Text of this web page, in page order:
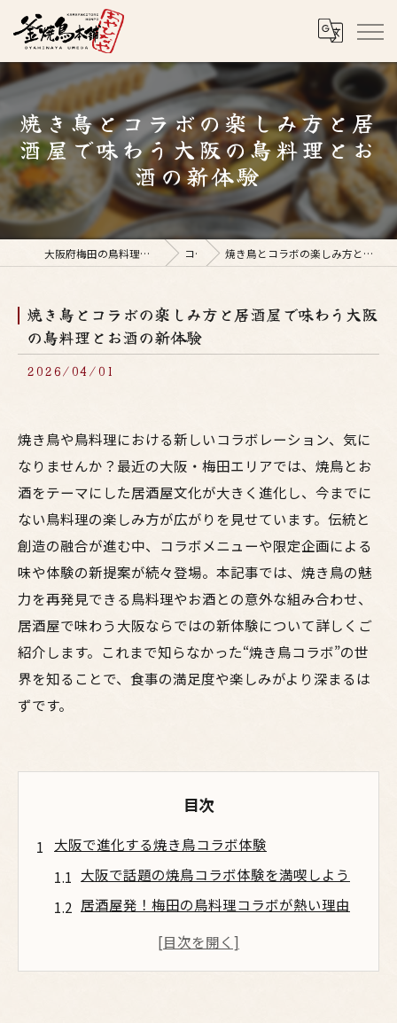
焼き鳥とコラボの楽しみ方と居
酒屋で味わう大阪の鳥料理とお
酒の新体験
大阪府梅田の鳥料理なら釜焼鳥本舗おやひなや 梅田店 コラム 焼き鳥とコラボの楽しみ方と居酒屋で味わう大阪の鳥料理とお酒の新体験
焼き鳥とコラボの楽しみ方と居酒屋で味わう大阪
の鳥料理とお酒の新体験
2026/04/01
焼き鳥や鳥料理における新しいコラボレーション、気に
なりませんか？最近の大阪・梅田エリアでは、焼鳥とお
酒をテーマにした居酒屋文化が大きく進化し、今までに
ない鳥料理の楽しみ方が広がりを見せています。伝統と
創造の融合が進む中、コラボメニューや限定企画による
味や体験の新提案が続々登場。本記事では、焼き鳥の魅
力を再発見できる鳥料理やお酒との意外な組み合わせ、
居酒屋で味わう大阪ならではの新体験について詳しくご
紹介します。これまで知らなかった“焼き鳥コラボ”の世
界を知ることで、食事の満足度や楽しみがより深まるは
ずです。
目次
大阪で進化する焼き鳥コラボ体験
大阪で話題の焼鳥コラボ体験を満喫しよう
居酒屋発！梅田の鳥料理コラボが熱い理由
焼鳥とお酒の組み合わせで広がる楽しみ方